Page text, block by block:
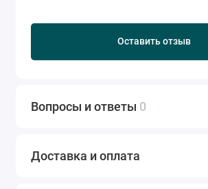
Оставить отзыв
Вопросы и ответы 0
Доставка и оплата